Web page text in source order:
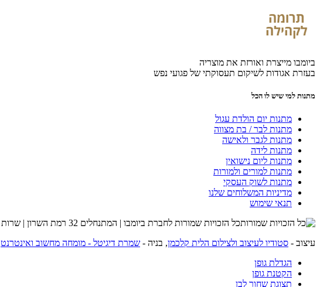
ביומבו מייצרת ואורזת את מוצריה
בעזרת אגודות לשיקום תעסוקתי של פגועי נפש
מתנות למי שיש לו הכל
מתנות יום הולדת עגול
מתנות לבר / בת מצווה
מתנות לגבר ולאישה
מתנות לידה
מתנות ליום נישואין
מתנות למורים ולמורות
מתנות לשוק העסקי
מדיניות המשלוחים שלנו
תנאי שימוש
כל הזכויות שמורות לחברת ביומבו | המתנחלים 32 רמת השרון | שרות לקוחות 054-4274215 |
עיצוב - סטודיו לעיצוב ולצילום הלית קלכמן, בניה - שמרת דיגיטל - מומחה מחשוב ואינטרנט
הגדלת גופן
הקטנת גופן
תצוגת שחור לבן